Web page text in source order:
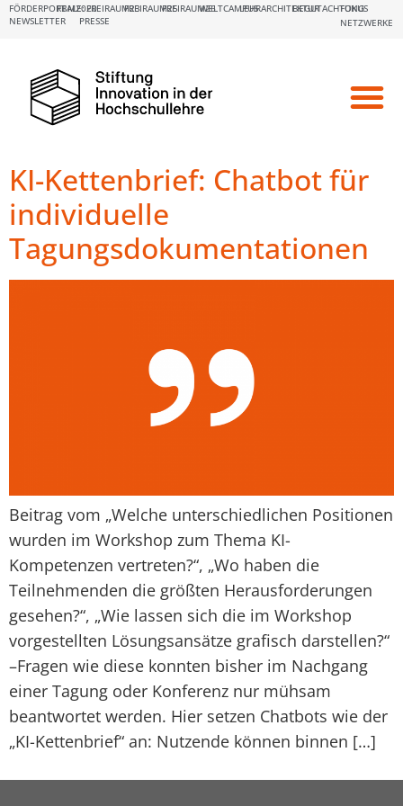
NEWSLETTER PRESSE
FÖRDERPORTALE:
FBM2020FREIRAUM23FREIRAUM25FREIRAUM26WELTCAMPUSLEHRARCHITEKTURBEGUTACHTUNG
FOKUS
NETZWERKE
KI-Kettenbrief: Chatbot für
individuelle
Tagungsdokumentationen
Beitrag vom „Welche unterschiedlichen Positionen
wurden im Workshop zum Thema KI-
Kompetenzen vertreten?“, „Wo haben die
Teilnehmenden die größten Herausforderungen
gesehen?“, „Wie lassen sich die im Workshop
vorgestellten Lösungsansätze grafisch darstellen?“
–Fragen wie diese konnten bisher im Nachgang
einer Tagung oder Konferenz nur mühsam
beantwortet werden. Hier setzen Chatbots wie der
„KI-Kettenbrief“ an: Nutzende können binnen […]